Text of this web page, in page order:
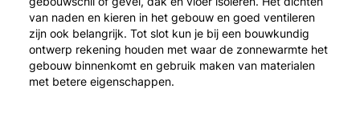
van naden en kieren in het gebouw en goed ventileren
zijn ook belangrijk. Tot slot kun je bij een bouwkundig
ontwerp rekening houden met waar de zonnewarmte het
gebouw binnenkomt en gebruik maken van materialen
met betere eigenschappen.